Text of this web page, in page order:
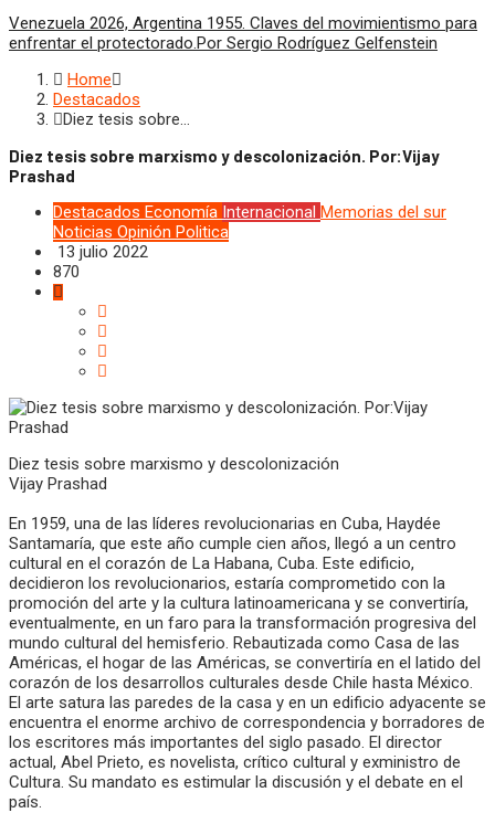
Venezuela 2026, Argentina 1955. Claves del movimientismo para
enfrentar el protectorado.Por Sergio Rodríguez Gelfenstein
Home
Destacados
Diez tesis sobre…
Diez tesis sobre marxismo y descolonización. Por:Vijay
Prashad
Destacados Economía Internacional Memorias del sur
Noticias Opinión Politica
13 julio 2022
870
Diez tesis sobre marxismo y descolonización
Vijay Prashad
En 1959, una de las líderes revolucionarias en Cuba, Haydée
Santamaría, que este año cumple cien años, llegó a un centro
cultural en el corazón de La Habana, Cuba. Este edificio,
decidieron los revolucionarios, estaría comprometido con la
promoción del arte y la cultura latinoamericana y se convertiría,
eventualmente, en un faro para la transformación progresiva del
mundo cultural del hemisferio. Rebautizada como Casa de las
Américas, el hogar de las Américas, se convertiría en el latido del
corazón de los desarrollos culturales desde Chile hasta México.
El arte satura las paredes de la casa y en un edificio adyacente se
encuentra el enorme archivo de correspondencia y borradores de
los escritores más importantes del siglo pasado. El director
actual, Abel Prieto, es novelista, crítico cultural y exministro de
Cultura. Su mandato es estimular la discusión y el debate en el
país.